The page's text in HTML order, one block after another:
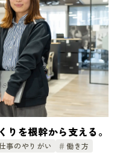
を根幹から支える。
事のやりがい
働き方